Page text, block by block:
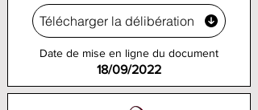
Télécharger la délibération
Date de mise en ligne du document
18/09/2022